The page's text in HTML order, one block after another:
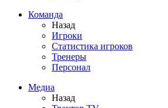
Команда
Назад
Игроки
Статистика игроков
Тренеры
Персонал
Медиа
Назад